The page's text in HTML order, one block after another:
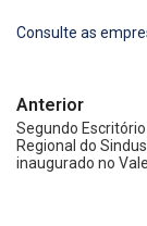
Consulte as
Anterior
Segundo Escritório
Regional do
inaugurado no